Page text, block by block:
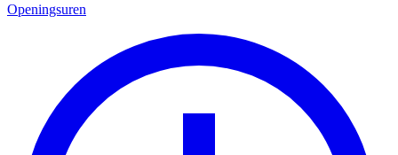
Openingsuren